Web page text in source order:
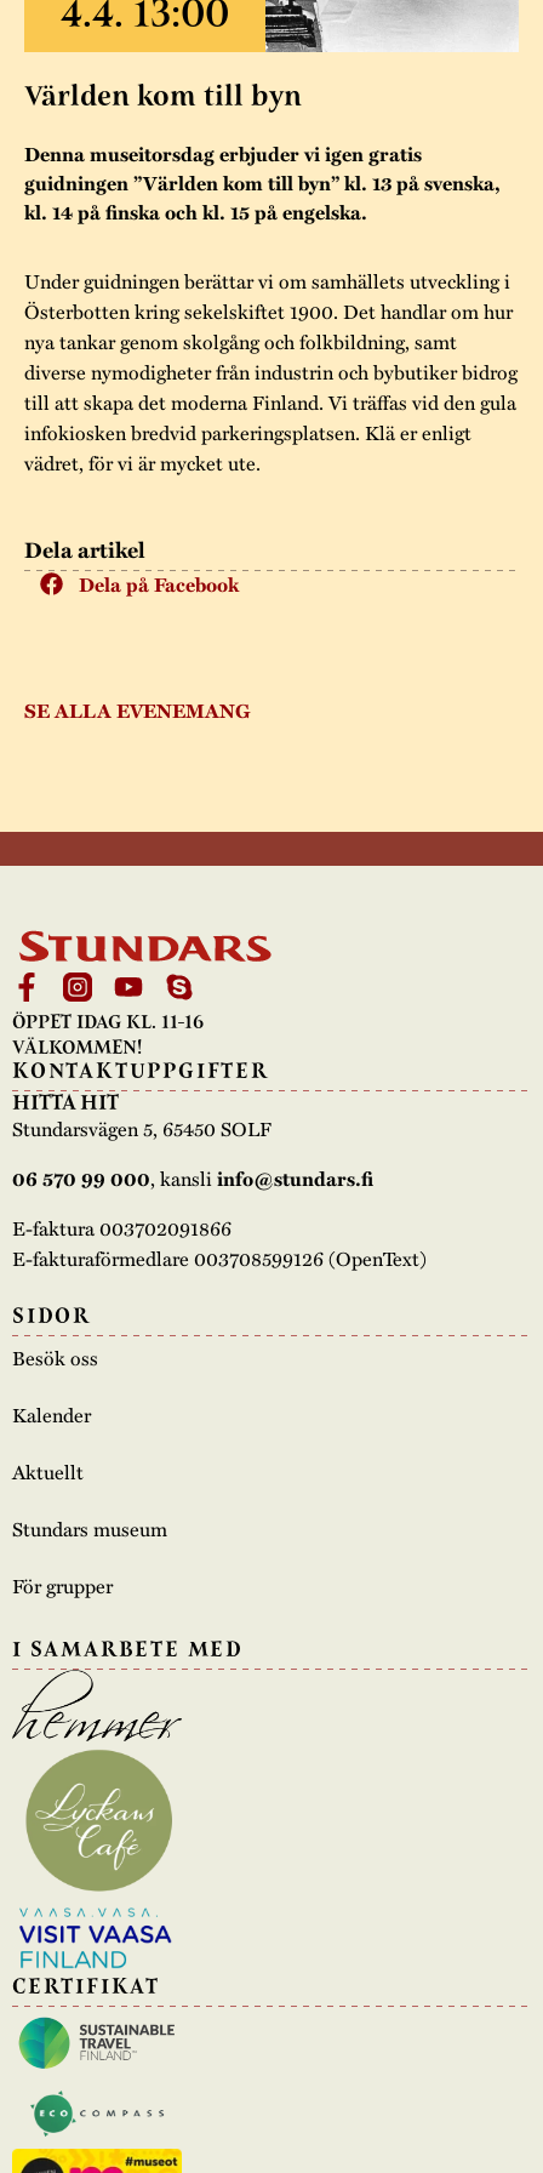
Tillgänglighet
Hållbar utveckling
Kontakta oss
Kalas på Stundars
Byggnadsvård
Hantverk
Projekt
Stugornas Stundars
Museisamlingarna
Stundarsvänner
Årsberättelser
Årets Gunnar
Stundars
registerbeskrivning
Dela artikel
Dela på Facebook
SE ALLA EVENEMANG
Världen kom till byn
Denna museitorsdag erbjuder vi igen gratis
guidningen ”Världen kom till byn” kl. 13 på svenska,
kl. 14 på finska och kl. 15 på engelska.
Under guidningen berättar vi om samhällets utveckling i
Österbotten kring sekelskiftet 1900. Det handlar om hur
nya tankar genom skolgång och folkbildning, samt
diverse nymodigheter från industrin och bybutiker bidrog
till att skapa det moderna Finland. Vi träffas vid den gula
infokiosken bredvid parkeringsplatsen. Klä er enligt
vädret, för vi är mycket ute.
ÖPPET IDAG KL. 11-16
VÄLKOMMEN!
KONTAKTUPPGIFTER
HITTA HIT
Stundarsvägen 5, 65450 SOLF
06 570 99 000, kansliinfo@stundars.fi
E-faktura 003702091866
E-fakturaförmedlare 003708599126 (OpenText)
SIDOR
Besök oss
Kalender
Aktuellt
Stundars museum
För grupper
I SAMARBETE MED
CERTIFIKAT